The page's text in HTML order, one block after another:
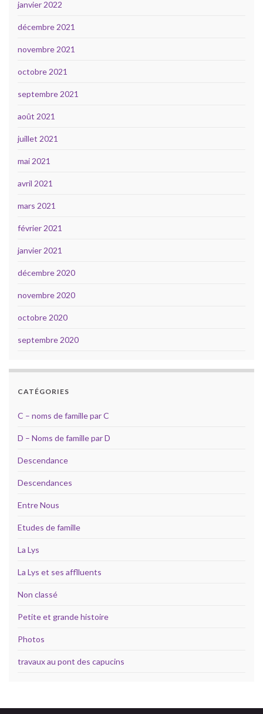
janvier 2022
décembre 2021
novembre 2021
octobre 2021
septembre 2021
août 2021
juillet 2021
mai 2021
avril 2021
mars 2021
février 2021
janvier 2021
décembre 2020
novembre 2020
octobre 2020
septembre 2020
CATÉGORIES
C – noms de famille par C
D – Noms de famille par D
Descendance
Descendances
Entre Nous
Etudes de famille
La Lys
La Lys et ses afflluents
Non classé
Petite et grande histoire
Photos
travaux au pont des capucins